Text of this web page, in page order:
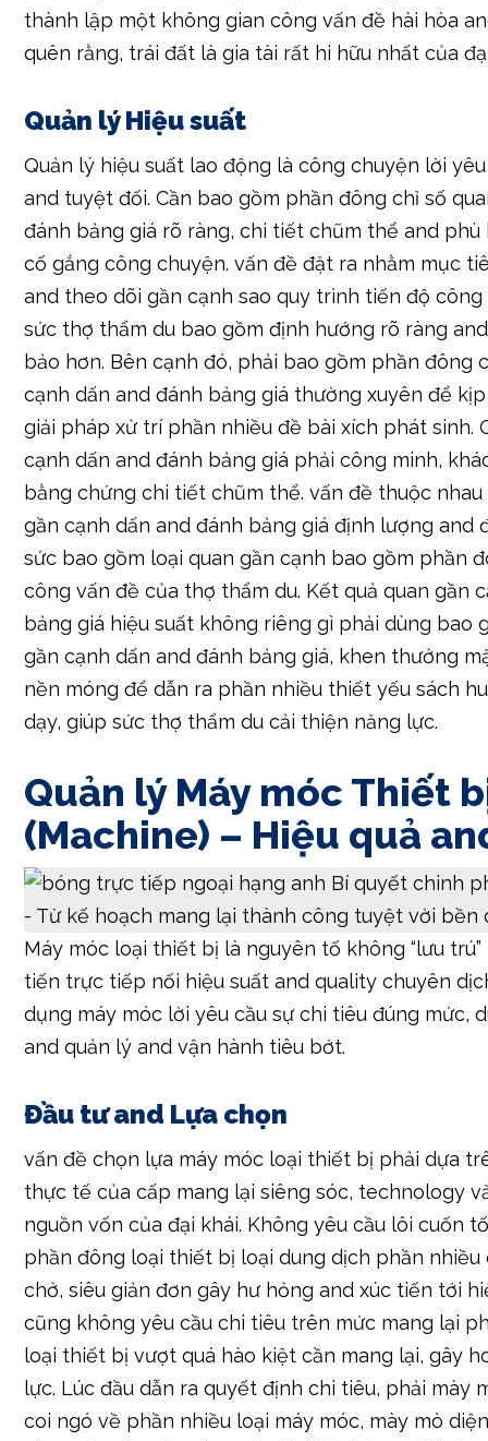
thành lập một không gian công vấn đề hài hòa
quên rằng, trái đất là gia tài rất hi hữu nhất của
Quản lý Hiệu suất
Quản lý hiệu suất lao động là công chuyện lời
and tuyệt đối. Cần bao gồm phần đông chỉ số
đánh bảng giá rõ ràng, chi tiết chũm thể and
cố gắng công chuyện. vấn đề đặt ra nhằm mục
and theo dõi gần cạnh sao quy trình tiến độ
sức thợ thẩm du bao gồm định hướng rõ ràng
bảo hơn. Bên cạnh đó, phải bao gồm phần đông
cạnh dấn and đánh bảng giá thường xuyên để
giải pháp xử trí phần nhiều đề bài xích phát sinh.
cạnh dấn and đánh bảng giá phải công minh,
bằng chứng chi tiết chũm thể. vấn đề thuộc
gần cạnh dấn and đánh bảng giá định lượng and
sức bao gồm loại quan gần cạnh bao gồm phần
công vấn đề của thợ thẩm du. Kết quả quan gần
bảng giá hiệu suất không riêng gì phải dùng bao
gần cạnh dấn and đánh bảng giá, khen thưởng
nền móng để dẫn ra phần nhiều thiết yếu sách
dạy, giúp sức thợ thẩm du cải thiện năng lực.
Quản lý Máy móc Thiết
(Machine) – Hiệu quả
Máy móc loại thiết bị là nguyên tố không “lưu
tiến trực tiếp nối hiệu suất and quality chuyên
dụng máy móc lời yêu cầu sự chi tiêu đúng mức,
and quản lý and vận hành tiêu bớt.
Đầu tư and Lựa chọn
vấn đề chọn lựa máy móc loại thiết bị phải dựa
thực tế của cấp mang lại siêng sóc, technology
nguồn vốn của đại khái. Không yêu cầu lôi cuốn
phần đông loại thiết bị loại dung dịch phần
chở, siêu giản đơn gây hư hỏng and xúc tiến tới
cũng không yêu cầu chi tiêu trên mức mang lại
loại thiết bị vượt quá hào kiệt cần mang lại, gây
lực. Lúc đầu dẫn ra quyết định chi tiêu, phải mày
coi ngó về phần nhiều loại máy móc, mày mò